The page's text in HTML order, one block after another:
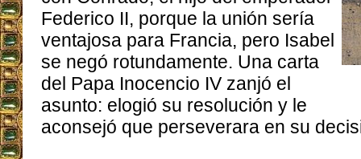
Federico II, porque la unión sería
ventajosa para Francia, pero Isabel
se negó rotundamente. Una carta
del Papa Inocencio IV zanjó el
asunto: elogió su resolución y le
aconsejó que perseverara en su